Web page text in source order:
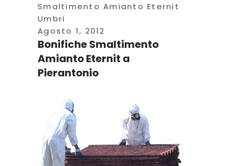
Smaltimento Amianto Eternit
Umbri
Agosto 1, 2012
Bonifiche Smaltimento
Amianto Eternit a
Pierantonio